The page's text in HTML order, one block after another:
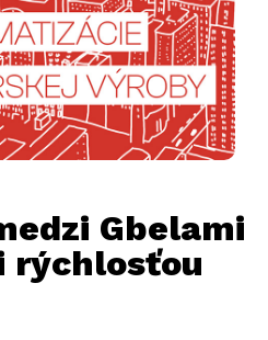
Gbelami
rýchlosťou